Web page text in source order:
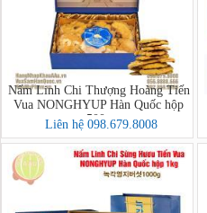
Nấm Linh Chi Thượng Hoàng Tiến
Vua NONGHYUP Hàn Quốc hộp
500g
Liên hệ 098.679.8008